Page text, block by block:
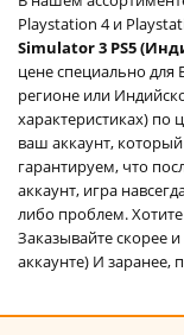
Playstation 4 и
Simulator 3 PS5
цене специально для
регионе или
характеристиках) по
ваш аккаунт,
гарантируем, что
аккаунт, игра
либо проблем. Хотите
Заказывайте скорее
аккаунте) И заранее,